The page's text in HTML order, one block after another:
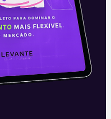
Tesouro